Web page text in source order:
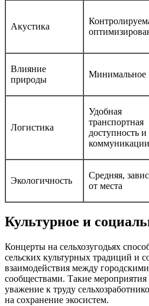
Акустика
Влияние
природы
Минимальное
Логистика
Удобная
транспортная
доступность и
коммуникации
Экологичность
Средняя,
от места
Культурное и
Концерты на сельхозугодьях
сельских культурных традиций и
взаимодействия между
сообществами. Такие
уважение к труду
на сохранение экосистем.